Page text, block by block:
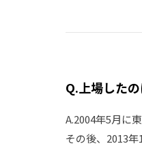
Q.上場したの
A.2004年5月に
その後、2013